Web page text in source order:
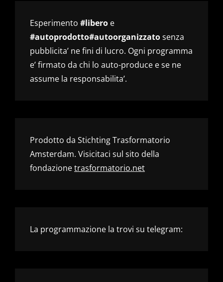
Esperimento #libero e
#autoprodotto#autoorganizzatosenza
pubblicita’ ne fini di lucro. Ogni programma
e’ firmato da chi lo auto-produce e se ne
assume la responsabilita’.
Prodotto da Stichting Trasformatorio
Amsterdam. Visicitaci sul sito della
fondazionetrasformatorio.net
La programmazione la trovi su telegram: